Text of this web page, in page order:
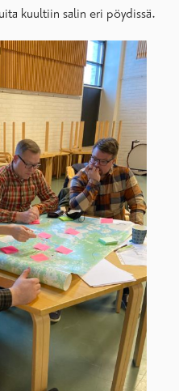
kuultiin salin eri pöydissä.